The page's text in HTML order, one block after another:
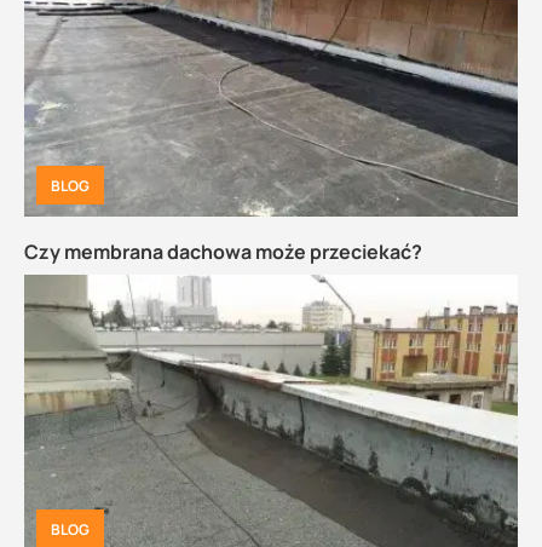
BLOG
Czy membrana dachowa może przeciekać?
BLOG